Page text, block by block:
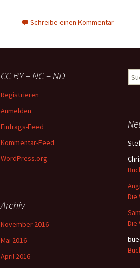
Schreibe einen Kommentar
CC BY – NC – ND
Registrieren
Anmelden
Eintrags-Feed
Kommentar-Feed
WordPress.org
Angi
Die
Die
Archiv
November 2016
Mai 2016
April 2016